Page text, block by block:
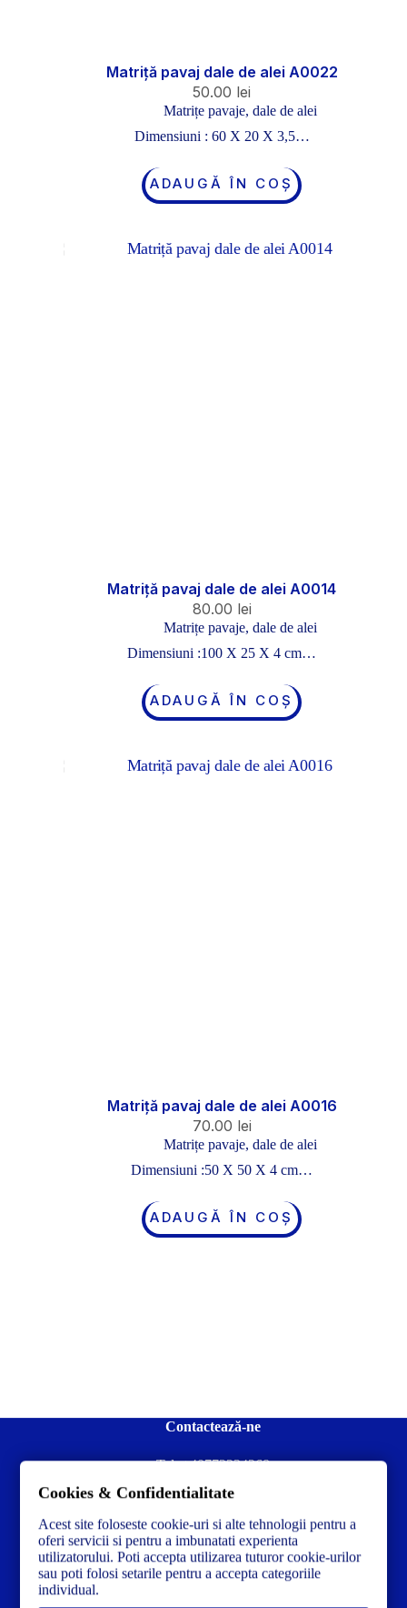
Matriță pavaj dale de alei A0022
50.00 lei
Matrițe pavaje, dale de alei
Dimensiuni : 60 X 20 X 3,5…
ADAUGĂ ÎN COȘ
Matriță pavaj dale de alei A0014
80.00 lei
Matrițe pavaje, dale de alei
Dimensiuni :100 X 25 X 4 cm…
ADAUGĂ ÎN COȘ
Matriță pavaj dale de alei A0016
70.00 lei
Matrițe pavaje, dale de alei
Dimensiuni :50 X 50 X 4 cm…
ADAUGĂ ÎN COȘ
Contactează-ne
Tel:+40772234268
Ai nevoie de ajutor sau ai întrebări?
Contacteză-ne la:✉️contact@concrete-forma.com
Str. Dacia Nr 12 Ineu, Arad 315300 Romania
Cookies & Confidentialitate
Acest site foloseste cookie-uri si alte tehnologii pentru a
oferi servicii si pentru a imbunatati experienta
utilizatorului. Poti accepta utilizarea tuturor cookie-urilor
sau poti folosi setarile pentru a accepta categoriile
individual.